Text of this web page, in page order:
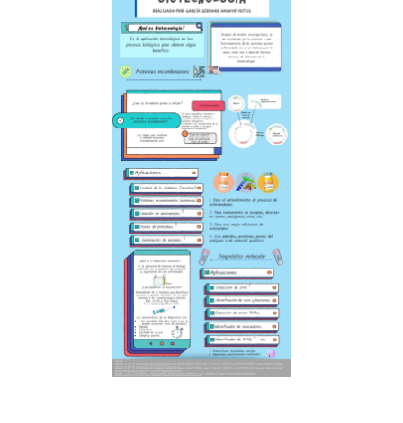
Facebook Twitter
LinkedIn WhatsApp